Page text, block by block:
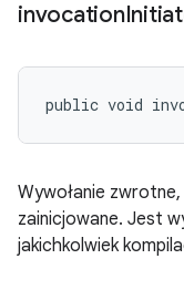
invocation
public void
Wywołanie
zainicjowane. Jest
jakichkolwiek